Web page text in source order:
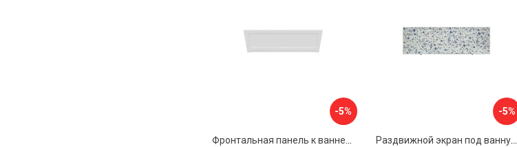
-5%
Фронтальная панель к ванне Мия Aquatek 00000089315
-5%
Раздвижной экран под ванну PERFECTO LINEA 36-001511